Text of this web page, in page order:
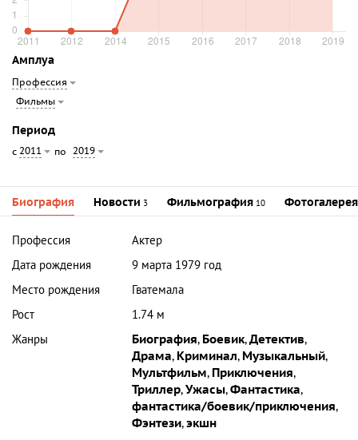
Амплуа
Профессия
Фильмы
Период
с 2011 по 2019
Биография Новости 3 Фильмография 10 Фотогалерея
Профессия
Актер
Дата рождения
9 марта 1979 год
Место рождения
Гватемала
Рост
1.74 м
Жанры
Биография, Боевик,Детектив,
Драма, Криминал, Музыкальный,
Мультфильм, Приключения,
Триллер,Ужасы,Фантастика,
фантастика/боевик/приключения,
Фэнтези,экшн